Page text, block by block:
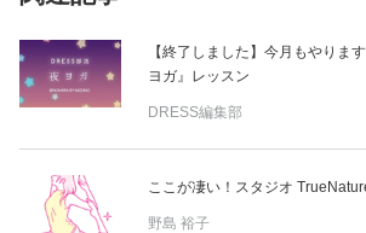
【終了しました】今月もやり
ヨガ』レッスン
DRESS編集部
ここが凄い！スタジオ
野島 裕子